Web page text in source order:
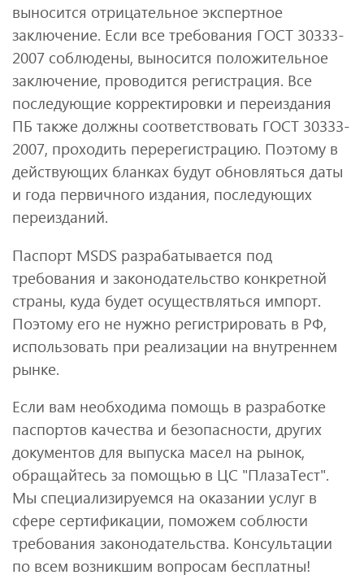
выносится отрицательное экспертное
заключение. Если все требования ГОСТ 30333-
2007 соблюдены, выносится положительное
заключение, проводится регистрация. Все
последующие корректировки и переиздания
ПБ также должны соответствовать ГОСТ 30333-
2007, проходить перерегистрацию. Поэтому в
действующих бланках будут обновляться даты
и года первичного издания, последующих
переизданий.
Паспорт MSDS разрабатывается под
требования и законодательство конкретной
страны, куда будет осуществляться импорт.
Поэтому его не нужно регистрировать в РФ,
использовать при реализации на внутреннем
рынке.
Если вам необходима помощь в разработке
паспортов качества и безопасности, других
документов для выпуска масел на рынок,
обращайтесь за помощью в ЦС "ПлазаТест".
Мы специализируемся на оказании услуг в
сфере сертификации, поможем соблюсти
требования законодательства. Консультации
по всем возникшим вопросам бесплатны!